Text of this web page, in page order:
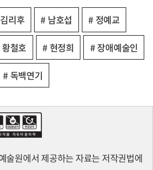
리후 # 남호섭 # 정예교
철호 # 현정희 # 장애예술인
# 독백연기
술원에서 제공하는 자료는 저작권법에